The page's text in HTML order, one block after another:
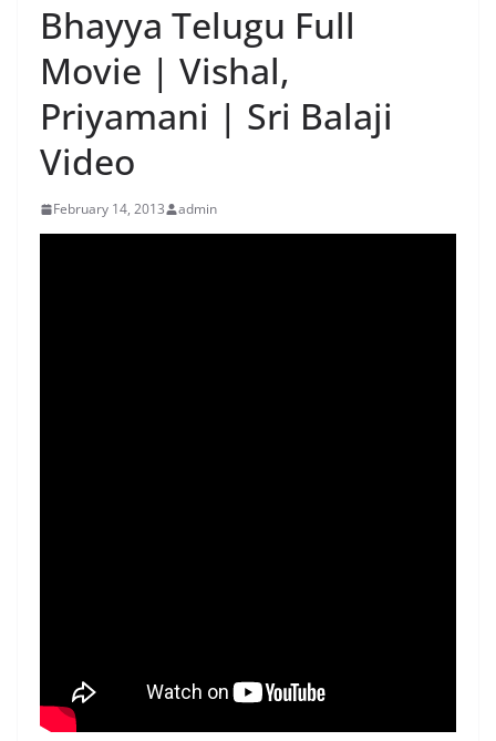
Bhayya Telugu Full
Movie | Vishal,
Priyamani | Sri Balaji
Video
February 14, 2013 admin